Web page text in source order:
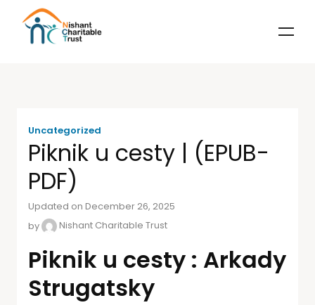
Uncategorized
Piknik u cesty | (EPUB-
PDF)
Updated on December 26, 2025
by
Nishant Charitable Trust
Piknik u cesty : Arkady
Strugatsky